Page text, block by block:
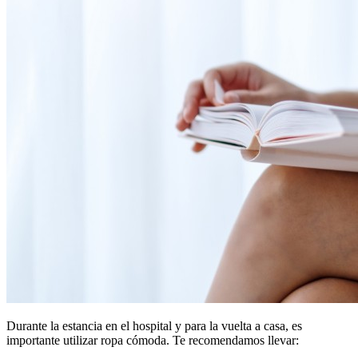
Durante la estancia en el hospital y para la vuelta a casa, es
importante utilizar ropa cómoda. Te recomendamos llevar: